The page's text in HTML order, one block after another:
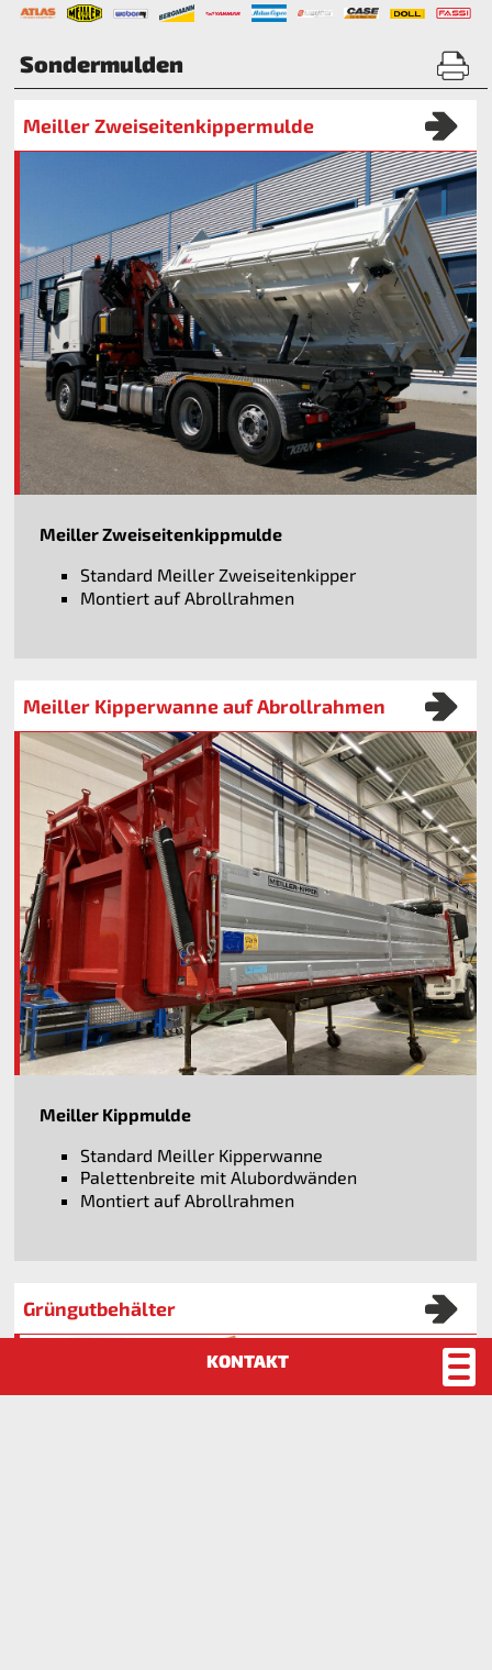
Sondermulden
Meiller Zweiseitenkippermulde
Meiller Zweiseitenkippmulde
Standard Meiller Zweiseitenkipper
Montiert auf Abrollrahmen
Meiller Kipperwanne auf Abrollrahmen
Meiller Kippmulde
Standard Meiller Kipperwanne
Palettenbreite mit Alubordwänden
Montiert auf Abrollrahmen
Grüngutbehälter